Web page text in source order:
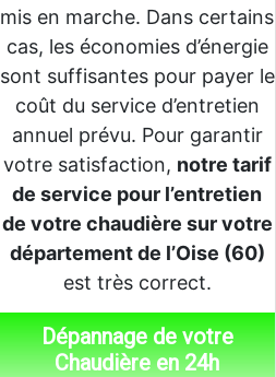
mis en marche. Dans certains
cas, les économies d’énergie
sont suffisantes pour payer le
coût du service d’entretien
annuel prévu. Pour garantir
votre satisfaction, notre tarif
de service pour l’entretien
de votre chaudière sur votre
département de l’Oise (60)
est très correct.
Dépannage de votre
Chaudière en 24h